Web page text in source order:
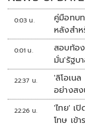
0:03 น.
คู่มือทบ
หลังสำ
0:01 น.
สอบท้อ
มั่น'รัฐบ
22:37 น.
'ลิโอเน
อย่างส
22:26 น.
'ไทย' เ
โทษ เข้